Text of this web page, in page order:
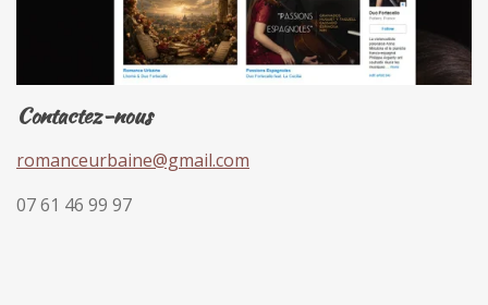
Contactez-nous
romanceurbaine@gmail.com
07 61 46 99 97